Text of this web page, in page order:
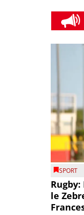
SPORT
le